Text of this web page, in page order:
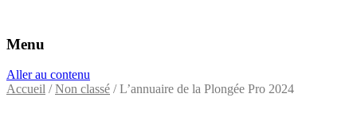
VAC Editions
Éditeurs d'annuaires professionnels
Menu
Aller au contenu
Accueil /Non classé / L’annuaire de la Plongée Pro 2024